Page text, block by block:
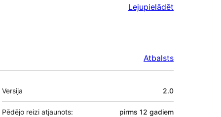
Lejupielādēt
Atbalsts
Meta
Versija 2.0
Pēdējo reizi atjaunots: pirms 12 gadiem